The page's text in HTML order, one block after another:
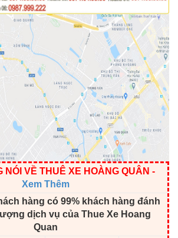
NÓI VỀ THUÊ XE HOÀNG QUÂN -
Xem Thêm
hàng có 99% khách hàng đánh
dịch vụ của Thue Xe Hoang
Quan